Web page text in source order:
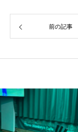
前の記事